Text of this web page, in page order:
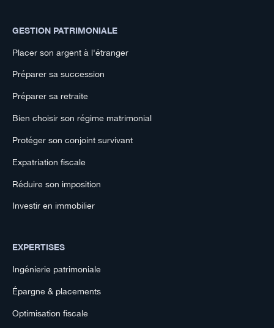
GESTION PATRIMONIALE
Placer son argent à l'étranger
Préparer sa succession
Préparer sa retraite
Bien choisir son régime matrimonial
Protéger son conjoint survivant
Expatriation fiscale
Réduire son imposition
Investir en immobilier
EXPERTISES
Ingénierie patrimoniale
Épargne & placements
Optimisation fiscale